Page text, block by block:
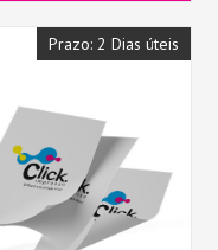
Prazo: 2 Dias úteis